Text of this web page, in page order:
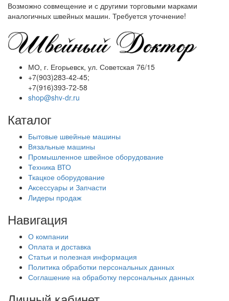
Возможно совмещение и с другими торговыми марками
аналогичных швейных машин. Требуется уточнение!
МО, г. Егорьевск, ул. Советская 76/15
+7(903)283-42-45;
+7(916)393-72-58
shop@shv-dr.ru
Каталог
Бытовые швейные машины
Вязальные машины
Промышленное швейное оборудование
Техника ВТО
Ткацкое оборудование
Аксессуары и Запчасти
Лидеры продаж
Навигация
О компании
Оплата и доставка
Статьи и полезная информация
Политика обработки персональных данных
Соглашение на обработку персональных данных